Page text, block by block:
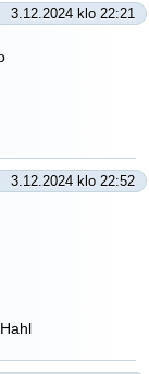
3.12.2024 klo 22:21
3.12.2024 klo 22:52